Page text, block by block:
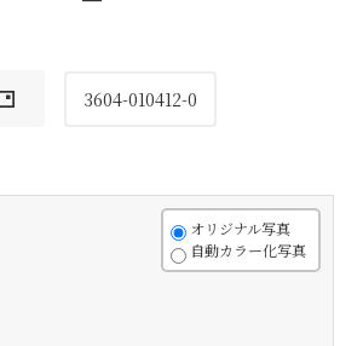
3604-010412-0
オリジナル写真
自動カラー化写真